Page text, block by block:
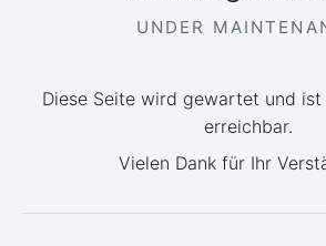
UNDER
Diese Seite wird gewartet und ist
erreichbar.
Vielen Dank für Ihr